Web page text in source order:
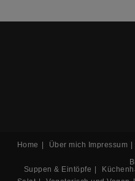
Home Über mich Impressum
Suppen & Eintöpfe